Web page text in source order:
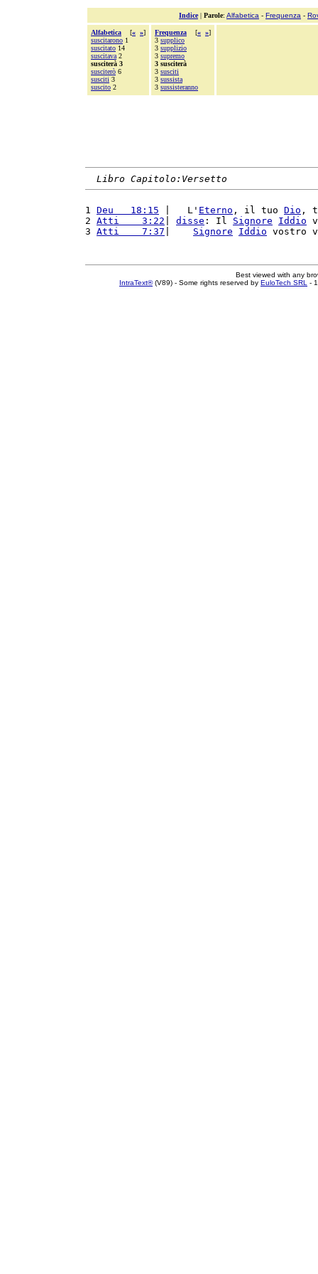
Indice| Parole: Alfabetica - Frequenza -
Alfabetica [« »]
suscitarono 1
suscitato 14
suscitava 2
susciterà 3
susciterò 6
susciti 3
suscito 2
Frequenza [« »]
3 supplico
3 supplizio
3 supremo
3 susciterà
3 susciti
3 sussista
3 sussisteranno
Libro Capitolo:Versetto
1 Deu   18:15 |   L' Eterno , il tuo Dio ,
2 Atti    3:22 disse : Il Signore Iddio
3 Atti    7:37 Signore Iddio vostro
Best viewed with any
IntraText®(V89) - Some rights reserved by EuloTech SRL -